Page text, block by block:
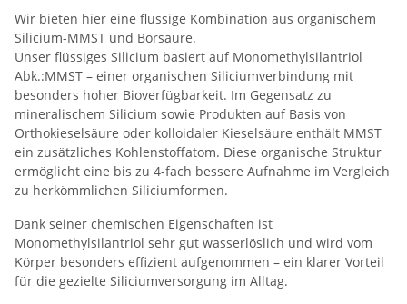
Wir bieten hier eine flüssige Kombination aus organischem
Silicium-MMST und Borsäure.
Unser flüssiges Silicium basiert auf Monomethylsilantriol
Abk.:MMST – einer organischen Siliciumverbindung mit
besonders hoher Bioverfügbarkeit. Im Gegensatz zu
mineralischem Silicium sowie Produkten auf Basis von
Orthokieselsäure oder kolloidaler Kieselsäure enthält MMST
ein zusätzliches Kohlenstoffatom. Diese organische Struktur
ermöglicht eine bis zu 4-fach bessere Aufnahme im Vergleich
zu herkömmlichen Siliciumformen.
Dank seiner chemischen Eigenschaften ist
Monomethylsilantriol sehr gut wasserlöslich und wird vom
Körper besonders effizient aufgenommen – ein klarer Vorteil
für die gezielte Siliciumversorgung im Alltag.